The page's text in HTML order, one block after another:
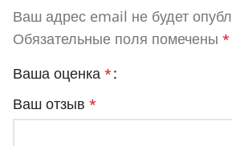
Ваш адрес email не будет
Обязательные поля помечены *
Ваша оценка *
Ваш отзыв *